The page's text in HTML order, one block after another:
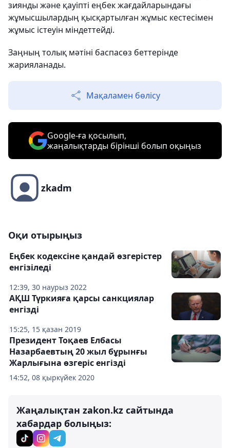
зиянды және қауіпті еңбек жағдайларындағы
жұмысшылардың қысқартылған жұмыс кестесімен
жұмыс істеуін міндеттейді.
Заңның толық мәтіні баспасөз беттерінде
жарияланады.
Мақаламен бөлісу
Google-ға қосылып,
жаңалықтарды бірінші болып оқыңыз
zkadm
Оқи отырыңыз
12:39, 30 наурыз 2022
Еңбек кодексіне қандай өзгерістер
енгізіледі
15:25, 15 қазан 2019
АҚШ Түркияға қарсы санкциялар
енгізді
14:52, 08 қыркүйек 2020
Президент Тоқаев Елбасы
Назарбаевтың 20 жыл бұрынғы
Жарлығына өзгеріс енгізді
Жаңалықтан zakon.kz сайтында
хабардар болыңыз: